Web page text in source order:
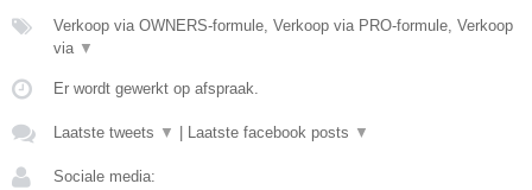
Verkoop via OWNERS-formule, Verkoop via PRO-formule, Verkoop
via ▼
Er wordt gewerkt op afspraak.
Laatste tweets ▼ Laatste facebook posts ▼
Sociale media: